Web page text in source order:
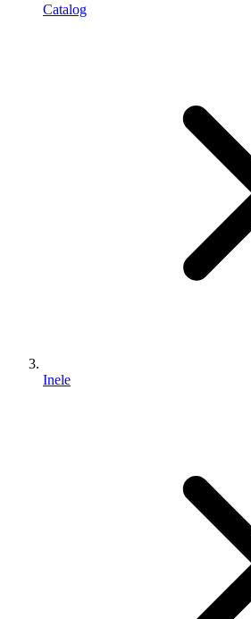
Catalog
Inele